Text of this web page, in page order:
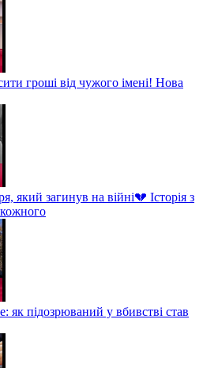
гроші від чужого імені! Нова
який загинув на війні💔 Історія з
підозрюваний у вбивстві став